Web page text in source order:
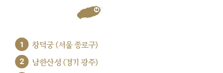
1 창덕궁 (서울 종로구)
2 남한산성 (경기 광주)